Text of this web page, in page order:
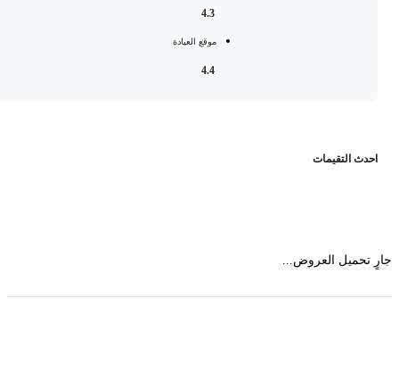
موقع العيادة
التقيمات
تحميل العروض...